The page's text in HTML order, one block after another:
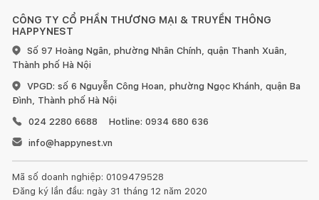
CÔNG TY CỔ PHẦN THƯƠNG MẠI & TRUYỀN THÔNG
HAPPYNEST
Số 97 Hoàng Ngân, phường Nhân Chính, quận Thanh Xuân,
Thành phố Hà Nội
VPGD: số 6 Nguyễn Công Hoan, phường Ngọc Khánh, quận Ba
Đình, Thành phố Hà Nội
024 2280 6688
Hotline: 0934 680 636
info@happynest.vn
Mã số doanh nghiệp: 0109479528
Đăng ký lần đầu: ngày 31 tháng 12 năm 2020